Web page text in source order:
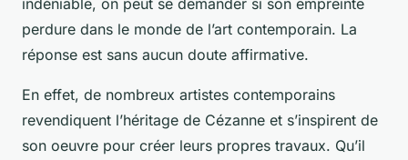
perdure dans le monde de l’art contemporain. La
réponse est sans aucun doute affirmative.
En effet, de nombreux artistes contemporains
revendiquent l’héritage de Cézanne et s’inspirent de
son oeuvre pour créer leurs propres travaux. Qu’il